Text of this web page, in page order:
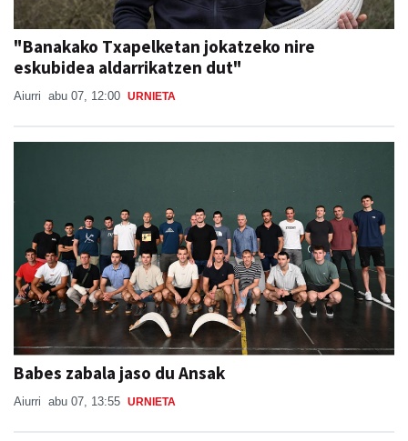
"Banakako Txapelketan jokatzeko nire
eskubidea aldarrikatzen dut"
Aiurri abu 07, 12:00 URNIETA
Babes zabala jaso du Ansak
Aiurri abu 07, 13:55 URNIETA